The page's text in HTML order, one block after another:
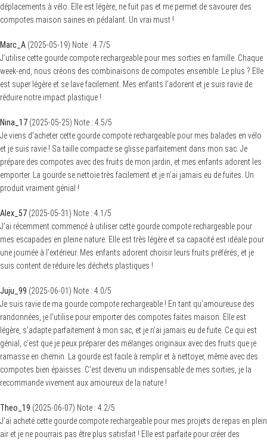
déplacements à vélo. Elle est légère, ne fuit pas et me permet de savourer des
compotes maison saines en pédalant. Un vrai must !
Marc_A (2025-05-19) Note : 4.7/5
J’utilise cette gourde compote rechargeable pour mes sorties en famille. Chaque
week-end, nous créons des combinaisons de compotes ensemble. Le plus ? Elle
est super légère et se lave facilement. Mes enfants l’adorent et je suis ravie de
réduire notre impact plastique !
Nina_17 (2025-05-25) Note : 4.5/5
Je viens d’acheter cette gourde compote rechargeable pour mes balades en vélo
et je suis ravie ! Sa taille compacte se glisse parfaitement dans mon sac. Je
prépare des compotes avec des fruits de mon jardin, et mes enfants adorent les
emporter. La gourde se nettoie très facilement et je n’ai jamais eu de fuites. Un
produit vraiment génial !
Alex_57 (2025-05-31) Note : 4.1 /5
J’ai récemment commencé à utiliser cette gourde compote rechargeable pour
mes escapades en pleine nature. Elle est très légère et sa capacité est idéale pour
une journée à l’extérieur. Mes enfants adorent choisir leurs fruits préférés, et je
suis content de réduire les déchets plastiques !
Juju_99 (2025-06-01) Note : 4.0/5
Je suis ravie de ma gourde compote rechargeable ! En tant qu’amoureuse des
randonnées, je l’utilise pour emporter des compotes faites maison. Elle est
légère, s’adapte parfaitement à mon sac, et je n’ai jamais eu de fuite. Ce qui est
génial, c’est que je peux préparer des mélanges originaux avec des fruits que je
ramasse en chemin. La gourde est facile à remplir et à nettoyer, même avec des
compotes bien épaisses. C’est devenu un indispensable de mes sorties, je la
recommande vivement aux amoureux de la nature !
Theo_19 (2025-06-07) Note : 4.2/5
J’ai acheté cette gourde compote rechargeable pour mes projets de repas en plein
air et je ne pourrais pas être plus satisfait ! Elle est parfaite pour créer des